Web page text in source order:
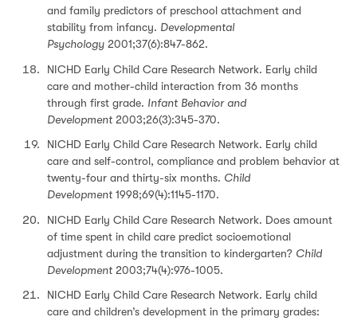
and family predictors of preschool attachment and
stability from infancy. Developmental
Psychology 2001;37(6):847-862.
NICHD Early Child Care Research Network. Early child
care and mother-child interaction from 36 months
through first grade. Infant Behavior and
Development 2003;26(3):345-370.
NICHD Early Child Care Research Network. Early child
care and self-control, compliance and problem behavior at
twenty-four and thirty-six months. Child
Development 1998;69(4):1145-1170.
NICHD Early Child Care Research Network. Does amount
of time spent in child care predict socioemotional
adjustment during the transition to kindergarten? Child
Development 2003;74(4):976-1005.
NICHD Early Child Care Research Network. Early child
care and children’s development in the primary grades: